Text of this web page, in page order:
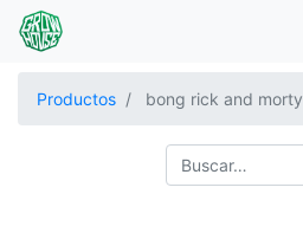
Productos bong rick and morty